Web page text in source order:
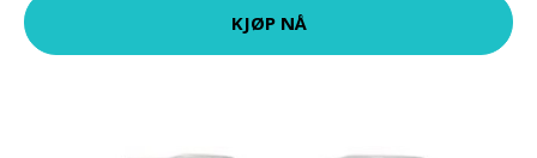
KJØP NÅ